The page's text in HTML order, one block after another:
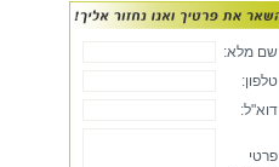
שם מלא:
טלפון:
דוא"ל:
פרטי